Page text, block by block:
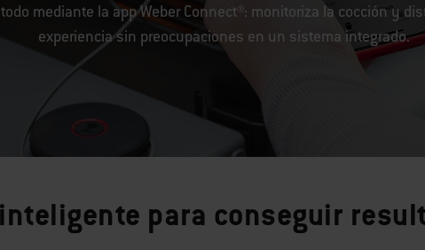
mediante la app Weber Connect®: monitoriza la cocción y
experiencia sin preocupaciones en un sistema integrado.
para conseguir